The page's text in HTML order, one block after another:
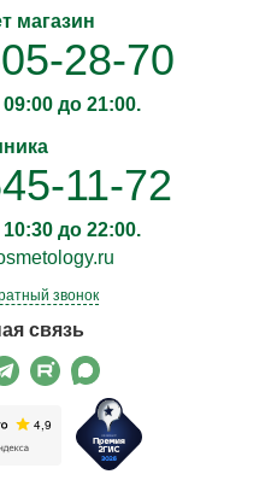
магазин
28-70
до 21:00.
11-72
до 22:00.
звонок
связь